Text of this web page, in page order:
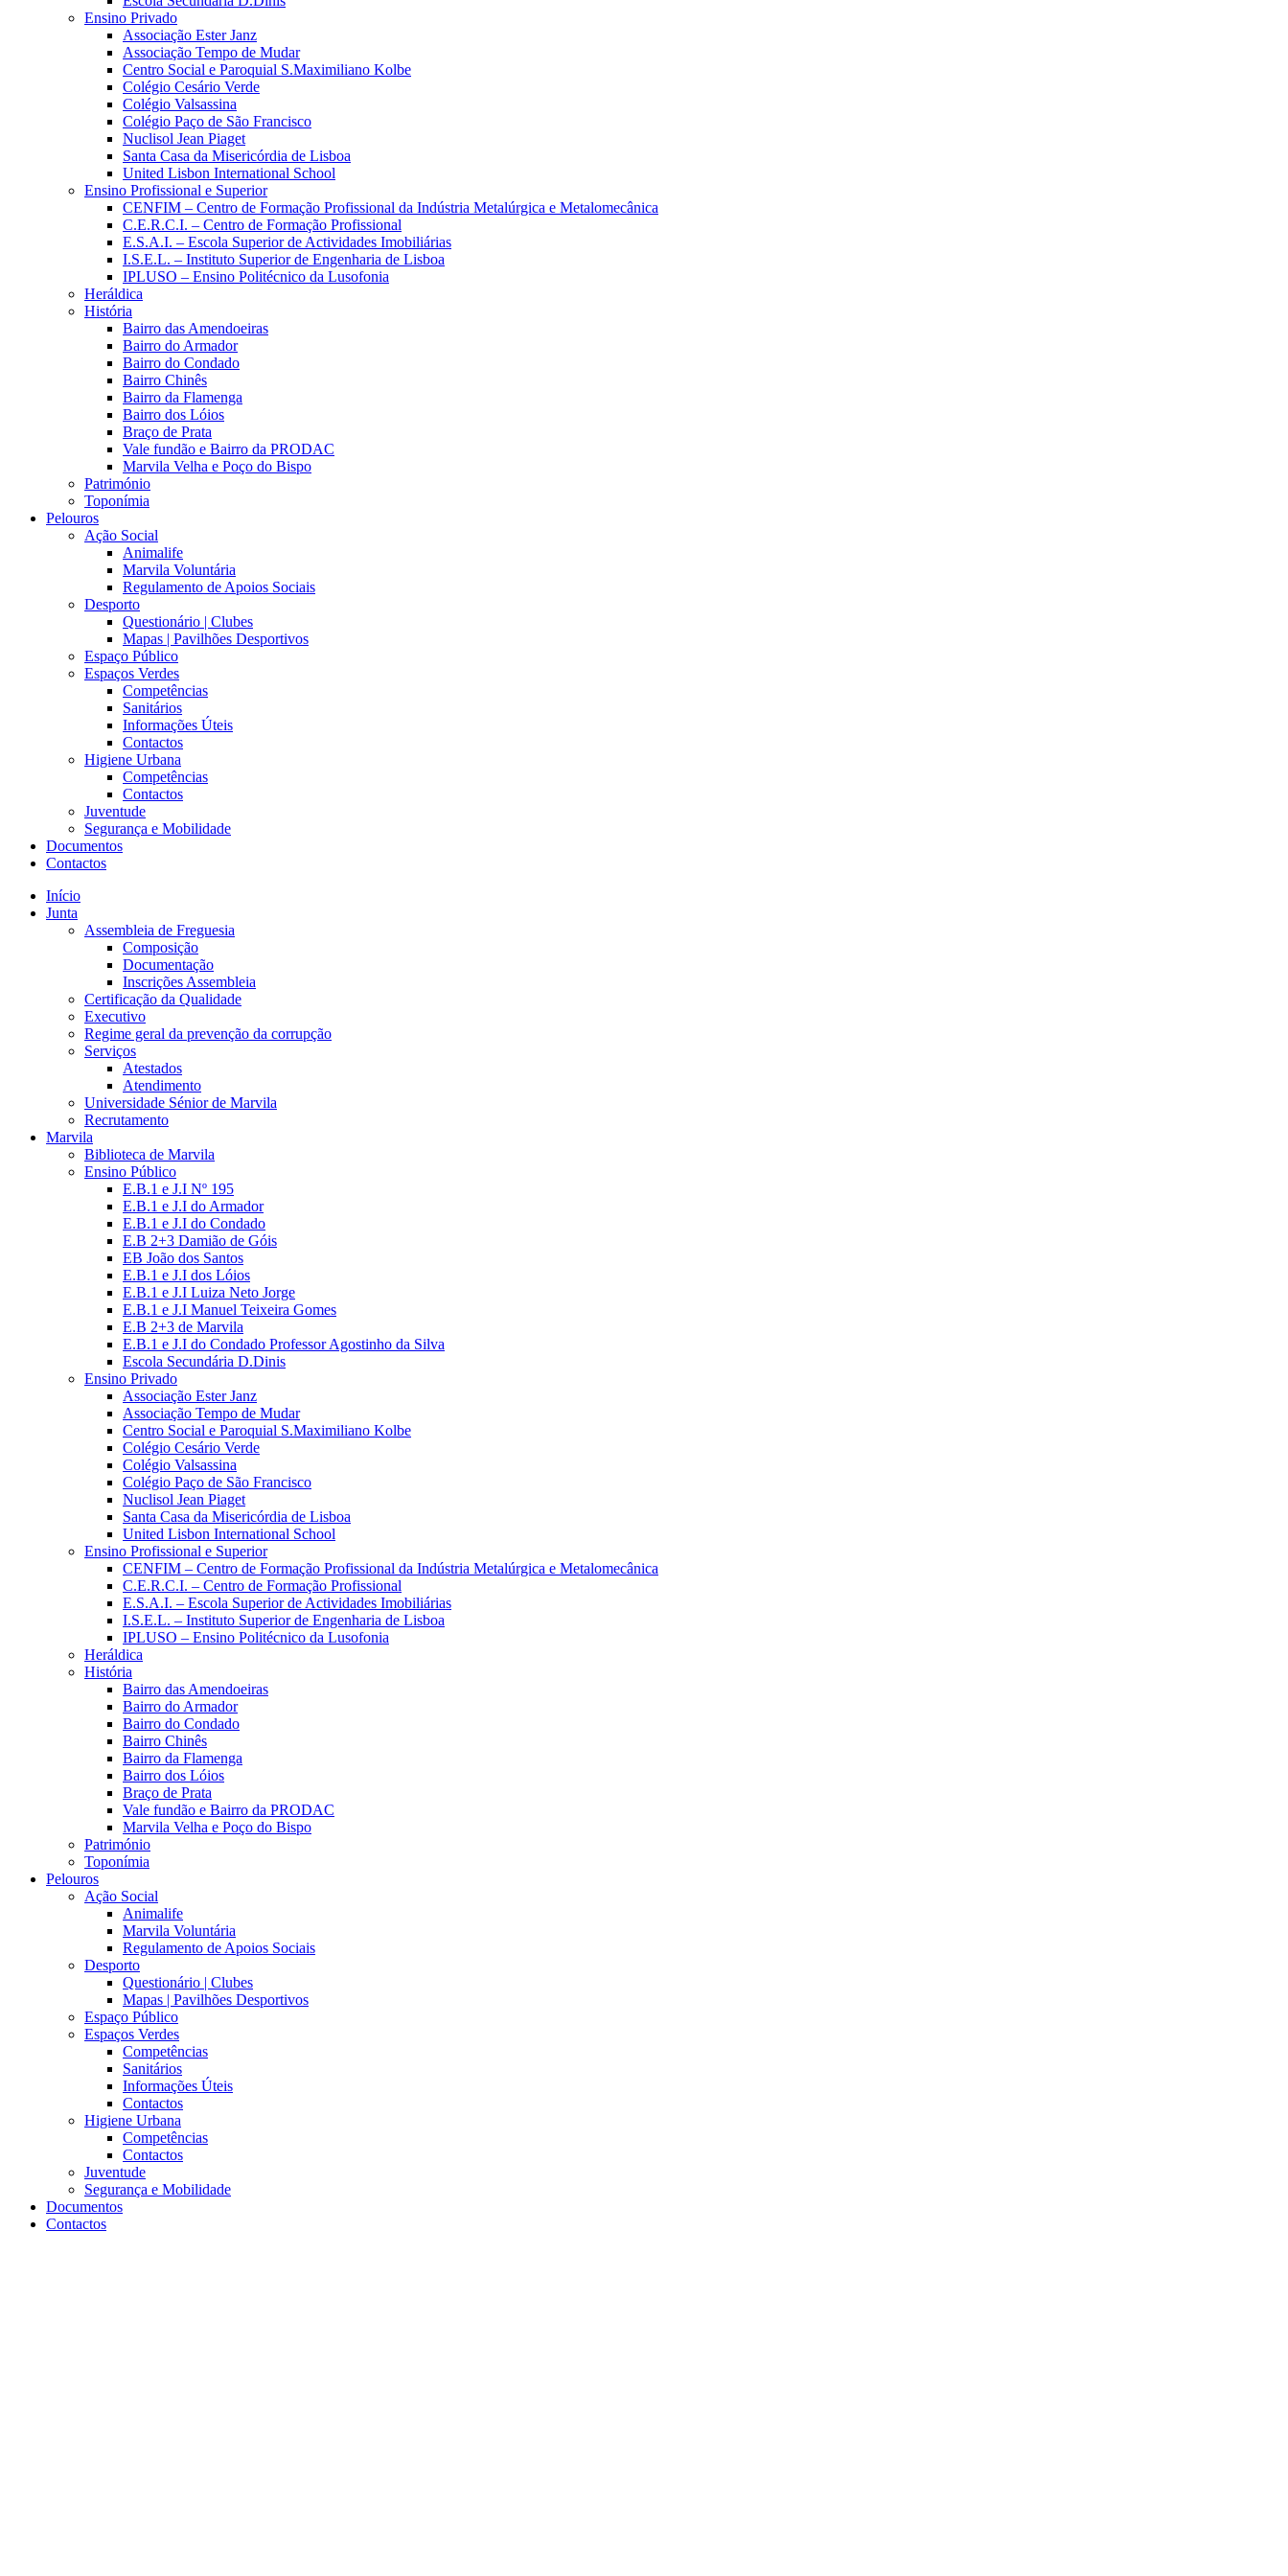
Ensino Privado
Associação Ester Janz
Associação Tempo de Mudar
Centro Social e Paroquial S.Maximiliano Kolbe
Colégio Cesário Verde
Colégio Valsassina
Colégio Paço de São Francisco
Nuclisol Jean Piaget
Santa Casa da Misericórdia de Lisboa
United Lisbon International School
Ensino Profissional e Superior
CENFIM – Centro de Formação Profissional da Indústria Metalúrgica e Metalomecânica
C.E.R.C.I. – Centro de Formação Profissional
E.S.A.I. – Escola Superior de Actividades Imobiliárias
I.S.E.L. – Instituto Superior de Engenharia de Lisboa
IPLUSO – Ensino Politécnico da Lusofonia
Heráldica
História
Bairro das Amendoeiras
Bairro do Armador
Bairro do Condado
Bairro Chinês
Bairro da Flamenga
Bairro dos Lóios
Braço de Prata
Vale fundão e Bairro da PRODAC
Marvila Velha e Poço do Bispo
Património
Toponímia
Pelouros
Ação Social
Animalife
Marvila Voluntária
Regulamento de Apoios Sociais
Desporto
Questionário | Clubes
Mapas | Pavilhões Desportivos
Espaço Público
Espaços Verdes
Competências
Sanitários
Informações Úteis
Contactos
Higiene Urbana
Competências
Contactos
Juventude
Segurança e Mobilidade
Documentos
Contactos
Início
Junta
Assembleia de Freguesia
Composição
Documentação
Inscrições Assembleia
Certificação da Qualidade
Executivo
Regime geral da prevenção da corrupção
Serviços
Atestados
Atendimento
Universidade Sénior de Marvila
Recrutamento
Marvila
Biblioteca de Marvila
Ensino Público
E.B.1 e J.I Nº 195
E.B.1 e J.I do Armador
E.B.1 e J.I do Condado
E.B 2+3 Damião de Góis
EB João dos Santos
E.B.1 e J.I dos Lóios
E.B.1 e J.I Luiza Neto Jorge
E.B.1 e J.I Manuel Teixeira Gomes
E.B 2+3 de Marvila
E.B.1 e J.I do Condado Professor Agostinho da Silva
Escola Secundária D.Dinis
Ensino Privado
Associação Ester Janz
Associação Tempo de Mudar
Centro Social e Paroquial S.Maximiliano Kolbe
Colégio Cesário Verde
Colégio Valsassina
Colégio Paço de São Francisco
Nuclisol Jean Piaget
Santa Casa da Misericórdia de Lisboa
United Lisbon International School
Ensino Profissional e Superior
CENFIM – Centro de Formação Profissional da Indústria Metalúrgica e Metalomecânica
C.E.R.C.I. – Centro de Formação Profissional
E.S.A.I. – Escola Superior de Actividades Imobiliárias
I.S.E.L. – Instituto Superior de Engenharia de Lisboa
IPLUSO – Ensino Politécnico da Lusofonia
Heráldica
História
Bairro das Amendoeiras
Bairro do Armador
Bairro do Condado
Bairro Chinês
Bairro da Flamenga
Bairro dos Lóios
Braço de Prata
Vale fundão e Bairro da PRODAC
Marvila Velha e Poço do Bispo
Património
Toponímia
Pelouros
Ação Social
Animalife
Marvila Voluntária
Regulamento de Apoios Sociais
Desporto
Questionário | Clubes
Mapas | Pavilhões Desportivos
Espaço Público
Espaços Verdes
Competências
Sanitários
Informações Úteis
Contactos
Higiene Urbana
Competências
Contactos
Juventude
Segurança e Mobilidade
Documentos
Contactos